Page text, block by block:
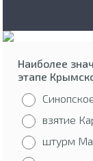
Наиболее
этапе
взятие
штурм